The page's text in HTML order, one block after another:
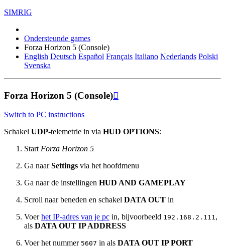
SIMRIG
Ondersteunde games
Forza Horizon 5 (Console)
English Deutsch Español Français Italiano Nederlands Polski
Svenska
Forza Horizon 5 (Console)
Switch to PC instructions
Schakel UDP-telemetrie in via HUD OPTIONS:
StartForza Horizon 5
Ga naarSettings via het hoofdmenu
Ga naar de instellingen HUD AND GAMEPLAY
Scroll naar beneden en schakel DATA OUT in
Voerhet IP-adres van je pc in, bijvoorbeeld 192.168.2.111,
als DATA OUT IP ADDRESS
Voer het nummer 5607 in als DATA OUT IP PORT